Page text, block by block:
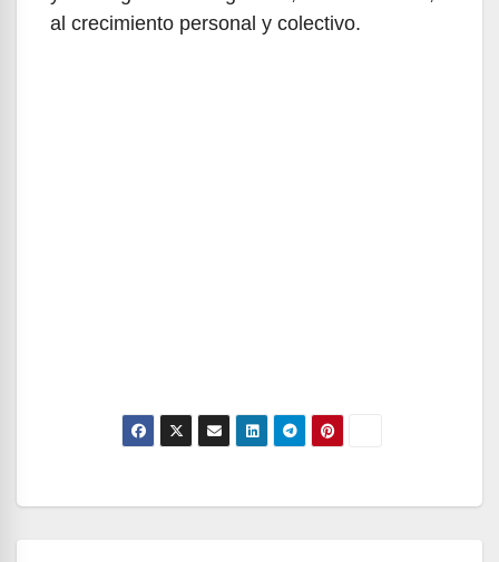
al crecimiento personal y colectivo.
Navegación